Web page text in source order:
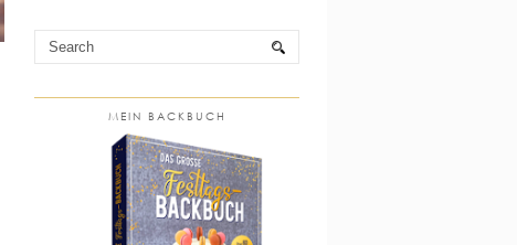
MEIN BACKBUCH